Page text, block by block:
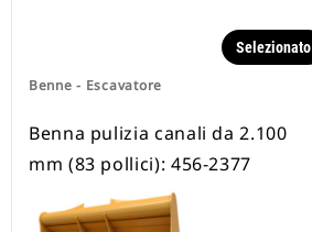
Benne - Escavatore
Selezionato
Benna pulizia canali da 2.100
mm (83 pollici): 456-2377